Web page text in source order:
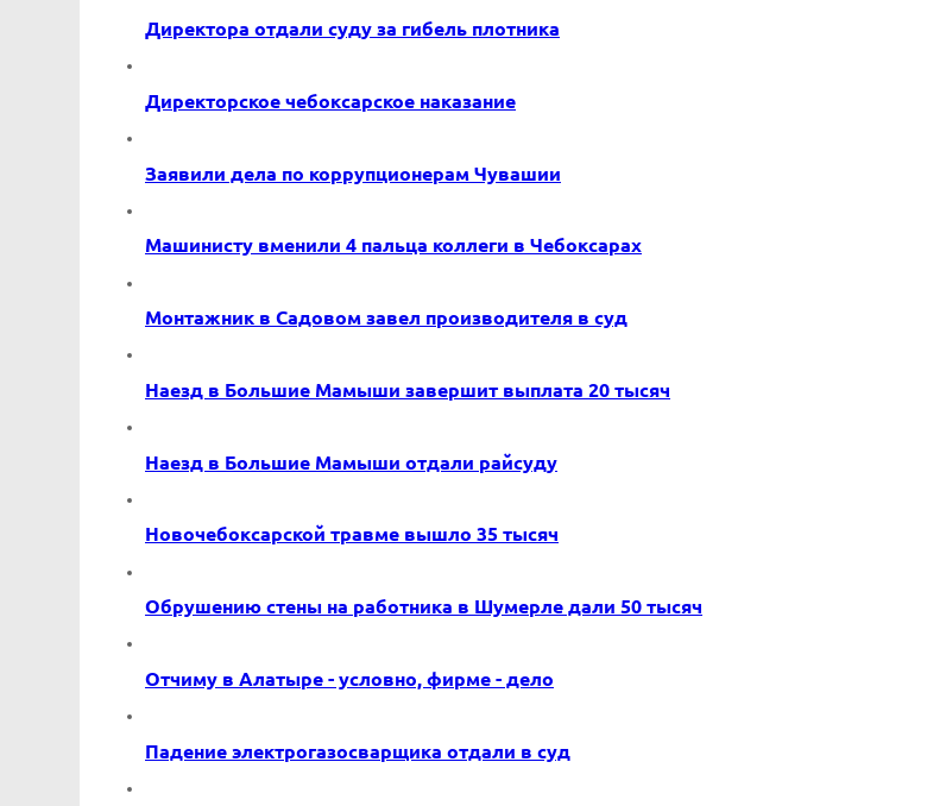
Директора отдали суду за гибель плотника
Директорское чебоксарское наказание
Заявили дела по коррупционерам Чувашии
Машинисту вменили 4 пальца коллеги в Чебоксарах
Монтажник в Садовом завел производителя в суд
Наезд в Большие Мамыши завершит выплата 20 тысяч
Наезд в Большие Мамыши отдали райсуду
Новочебоксарской травме вышло 35 тысяч
Обрушению стены на работника в Шумерле дали 50 тысяч
Отчиму в Алатыре - условно, фирме - дело
Падение электрогазосварщика отдали в суд